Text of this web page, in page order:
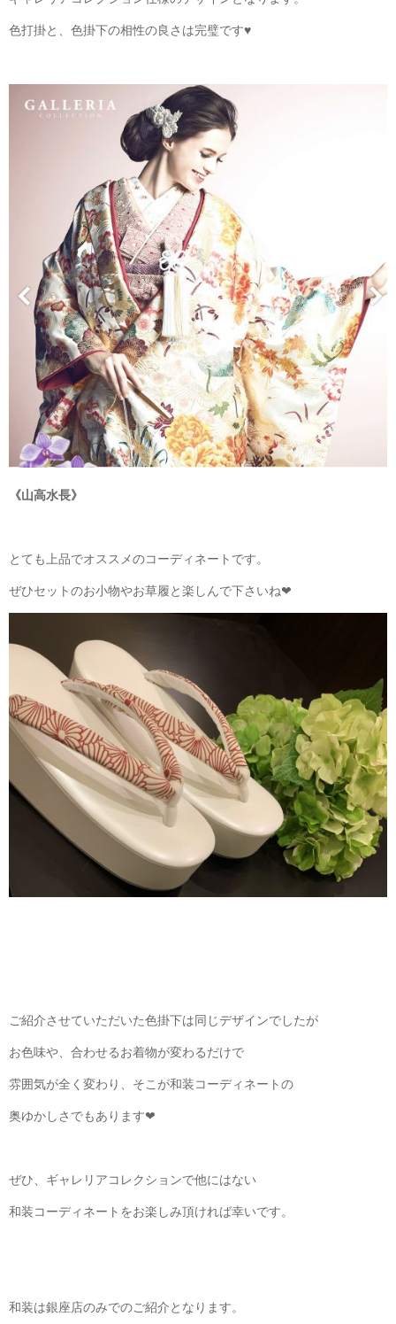
色打掛と、色掛下の相性の良さは完璧です♥
《山高水長》
とても上品でオススメのコーディネートです。
ぜひセットのお小物やお草履と楽しんで下さいね❤︎
ご紹介させていただいた色掛下は同じデザインでしたが
お色味や、合わせるお着物が変わるだけで
雰囲気が全く変わり、そこが和装コーディネートの
奥ゆかしさでもあります❤︎
ぜひ、ギャレリアコレクションで他にはない
和装コーディネートをお楽しみ頂ければ幸いです。
和装は銀座店のみでのご紹介となります。